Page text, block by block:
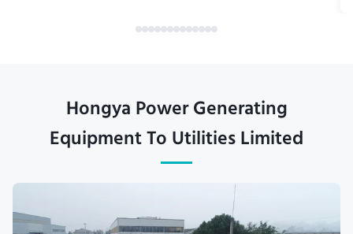
Hongya Power Generating
Equipment To Utilities Limited